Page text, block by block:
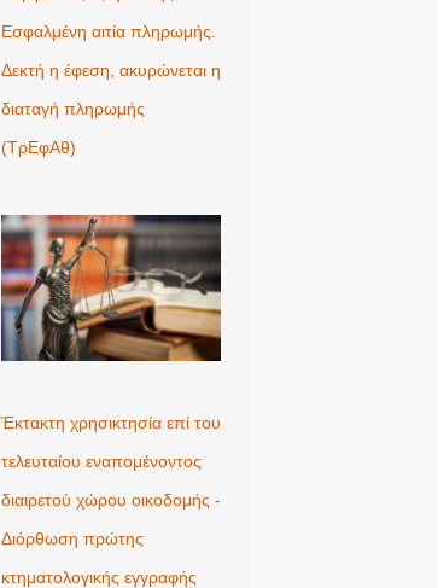
Εσφαλμένη αιτία πληρωμής.
Δεκτή η έφεση, ακυρώνεται η
διαταγή πληρωμής
(ΤρΕφΑθ)
Έκτακτη χρησικτησία επί του
τελευταίου εναπομένοντος
διαιρετού χώρου οικοδομής -
Διόρθωση πρώτης
κτηματολογικής εγγραφής